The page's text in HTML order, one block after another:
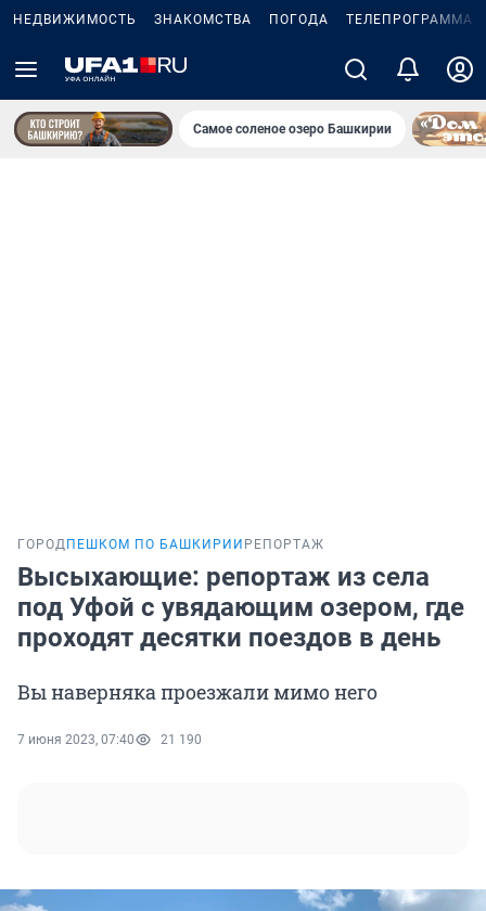
НЕДВИЖИМОСТЬ ЗНАКОМСТВА ПОГОДА ТЕЛЕПРОГРАММА
Самое соленое озеро Башкирии
ГОРОД ПЕШКОМ ПО БАШКИРИИ РЕПОРТАЖ
Высыхающие: репортаж из села
под Уфой с увядающим озером, где
проходят десятки поездов в день
Вы наверняка проезжали мимо него
7 июня 2023, 07:40 21 190